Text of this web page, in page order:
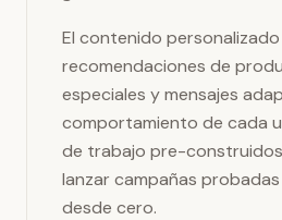
El contenido
recomendaciones de
especiales y mensajes
comportamiento de cada
de trabajo pre-
lanzar campañas
desde cero.